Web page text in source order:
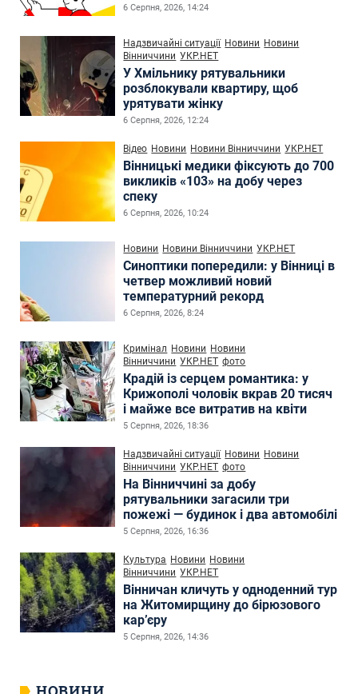
6 Серпня, 2026, 14:24
Надзвичайні ситуації Новини Новини
Вінниччини УКР.НЕТ
У Хмільнику рятувальники
розблокували квартиру, щоб
урятувати жінку
6 Серпня, 2026, 12:24
Відео Новини Новини Вінниччини УКР.НЕТ
Вінницькі медики фіксують до 700
викликів «103» на добу через
спеку
6 Серпня, 2026, 10:24
Новини Новини Вінниччини УКР.НЕТ
Синоптики попередили: у Вінниці в
четвер можливий новий
температурний рекорд
6 Серпня, 2026, 8:24
Кримінал Новини Новини
Вінниччини УКР.НЕТ фото
Крадій із серцем романтика: у
Крижополі чоловік вкрав 20 тисяч
і майже все витратив на квіти
5 Серпня, 2026, 18:36
Надзвичайні ситуації Новини Новини
Вінниччини УКР.НЕТ фото
На Вінниччині за добу
рятувальники загасили три
пожежі — будинок і два автомобілі
5 Серпня, 2026, 16:36
Культура Новини Новини
Вінниччини УКР.НЕТ
Вінничан кличуть у одноденний тур
на Житомирщину до бірюзового
кар’єру
5 Серпня, 2026, 14:36